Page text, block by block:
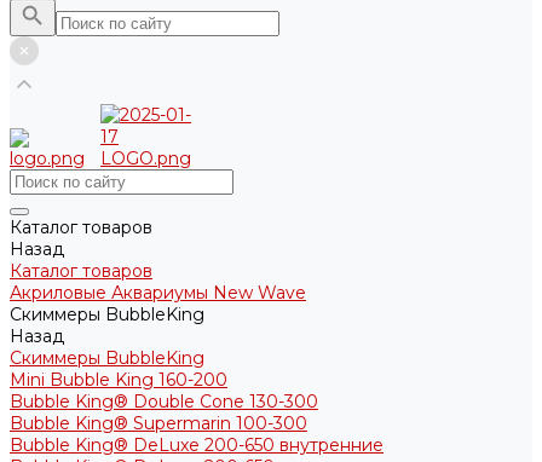
Каталог товаров
Назад
Каталог товаров
Акриловые Аквариумы New Wave
Скиммеры BubbleKing
Назад
Скиммеры BubbleKing
Mini Bubble King 160-200
Bubble King® Double Cone 130-300
Bubble King® Supermarin 100-300
Bubble King® DeLuxe 200-650 внутренние